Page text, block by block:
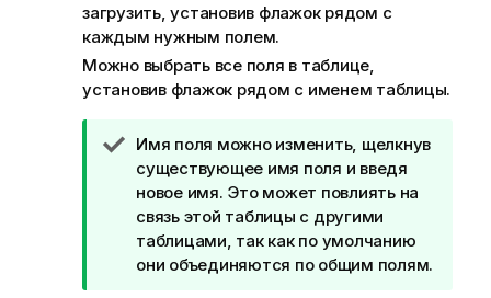
загрузить, установив флажок рядом с
каждым нужным полем.
Можно выбрать все поля в таблице,
установив флажок рядом с именем таблицы.
П
р
и
м
е
ч
Имя поля можно изменить, щелкнув
существующее имя поля и введя
новое имя. Это может повлиять на
связь этой таблицы с другими
таблицами, так как по умолчанию
они объединяются по общим полям.